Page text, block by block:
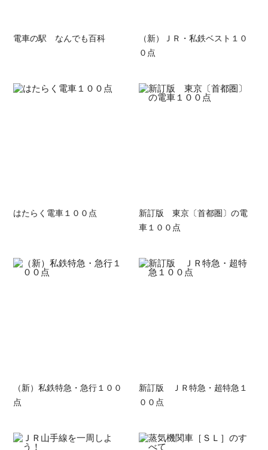
電車の駅 なんでも百科
（新）ＪＲ・私鉄ベスト１０
０点
はたらく電車１００点
新訂版 東京〔首都圏〕の電
車１００点
（新）私鉄特急・急行１００
点
新訂版 ＪＲ特急・超特急１
００点